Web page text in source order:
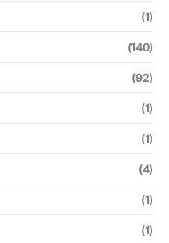
(1)
(140)
(92)
(1)
(1)
(4)
(1)
(1)